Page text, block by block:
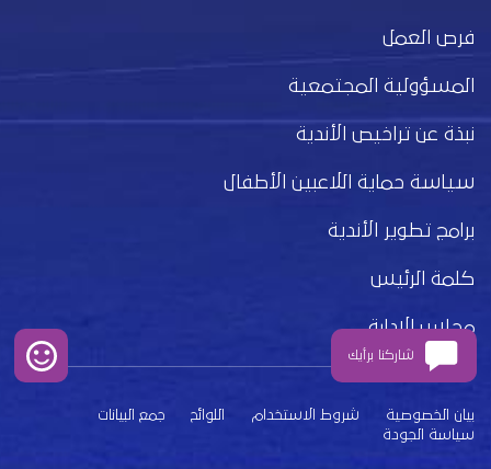
فرص العمل
المسؤولية المجتمعية
نبذة عن تراخيص الأندية
سياسة حماية اللاعبين الأطفال
برامج تطوير الأندية
كلمة الرئيس
مجلس الإدارة
بيان الخصوصية شروط الاستخدام اللوائح
جمع البيانات
سياسة الجودة
شاركنا برأيك